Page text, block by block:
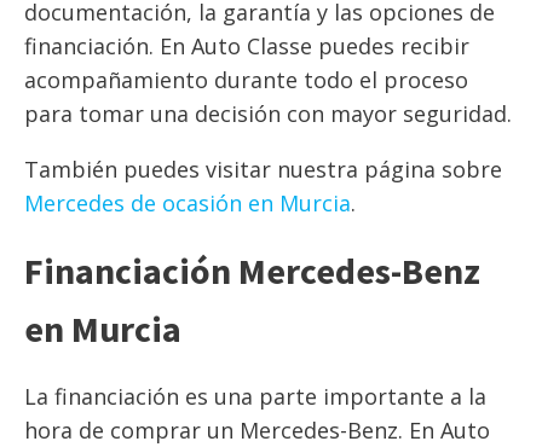
documentación, la garantía y las opciones de
financiación. En Auto Classe puedes recibir
acompañamiento durante todo el proceso
para tomar una decisión con mayor seguridad.
También puedes visitar nuestra página sobre
Mercedes de ocasión en Murcia.
Financiación Mercedes-Benz
en Murcia
La financiación es una parte importante a la
hora de comprar un Mercedes-Benz. En Auto